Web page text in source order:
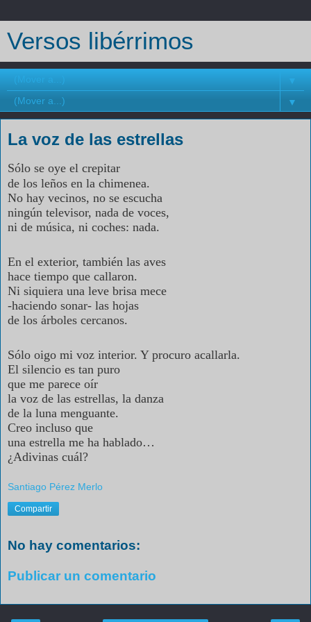
Versos libérrimos
▼
▼
La voz de las estrellas
Sólo se oye el crepitar
de los leños en la chimenea.
No hay vecinos, no se escucha
ningún televisor, nada de voces,
ni de música, ni coches: nada.
En el exterior, también las aves
hace tiempo que callaron.
Ni siquiera una leve brisa mece
-haciendo sonar- las hojas
de los árboles cercanos.
Sólo oigo mi voz interior. Y procuro acallarla.
El silencio es tan puro
que me parece oír
la voz de las estrellas, la danza
de la luna menguante.
Creo incluso que
una estrella me ha hablado…
¿Adivinas cuál?
Santiago Pérez Merlo
Compartir
No hay comentarios:
Publicar un comentario